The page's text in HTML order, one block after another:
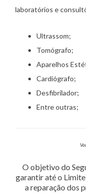
laboratórios e
Ultrassom;
Tomógrafo;
Aparelhos
Cardiógrafo;
Desfibrilador;
Entre outras;
O objetivo do
garantir até o
a reparação dos